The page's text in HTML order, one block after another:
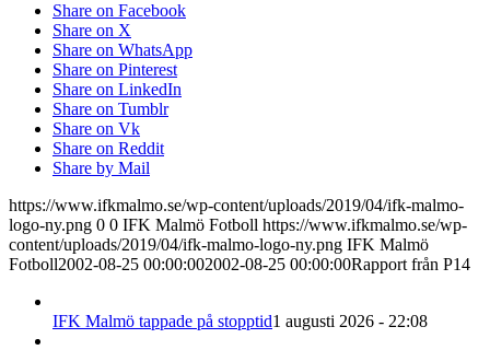
Share on Facebook
Share on X
Share on WhatsApp
Share on Pinterest
Share on LinkedIn
Share on Tumblr
Share on Vk
Share on Reddit
Share by Mail
https://www.ifkmalmo.se/wp-content/uploads/2019/04/ifk-malmo-
logo-ny.png 0 0 IFK Malmö Fotboll https://www.ifkmalmo.se/wp-
content/uploads/2019/04/ifk-malmo-logo-ny.png IFK Malmö
Fotboll2002-08-25 00:00:002002-08-25 00:00:00Rapport från P14
IFK Malmö tappade på stopptid1 augusti 2026 - 22:08